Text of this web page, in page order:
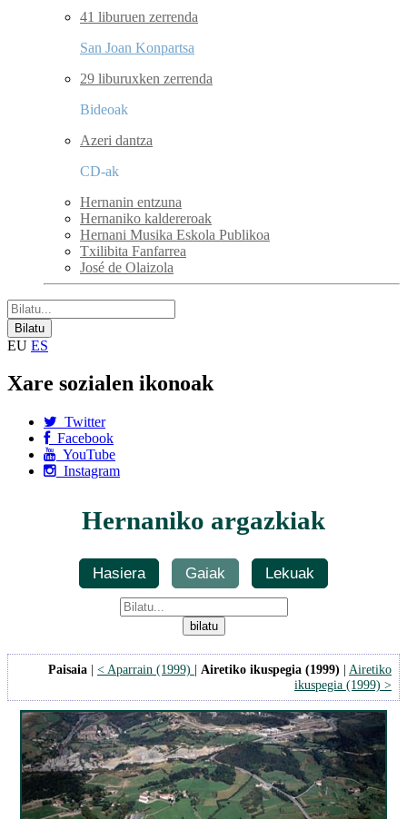
41 liburuen zerrenda
San Joan Konpartsa
29 liburuxken zerrenda
Bideoak
Azeri dantza
CD-ak
Hernanin entzuna
Hernaniko kaldereroak
Hernani Musika Eskola Publikoa
Txilibita Fanfarrea
José de Olaizola
EU ES
Xare sozialen ikonoak
Twitter
Facebook
YouTube
Instagram
Hernaniko argazkiak
Hasiera Gaiak Lekuak
Paisaia | < Aparrain (1999) | Airetiko ikuspegia (1999) | Airetiko
ikuspegia (1999) >